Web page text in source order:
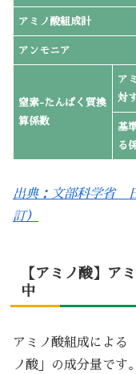
アミノ酸組成計
アンモニア
窒素-たんぱく質換
算係数
ア
対
基
る
出典：文部科学省
訂）
【アミノ酸】ア
中
アミノ酸組成による
ノ酸」の成分量です。